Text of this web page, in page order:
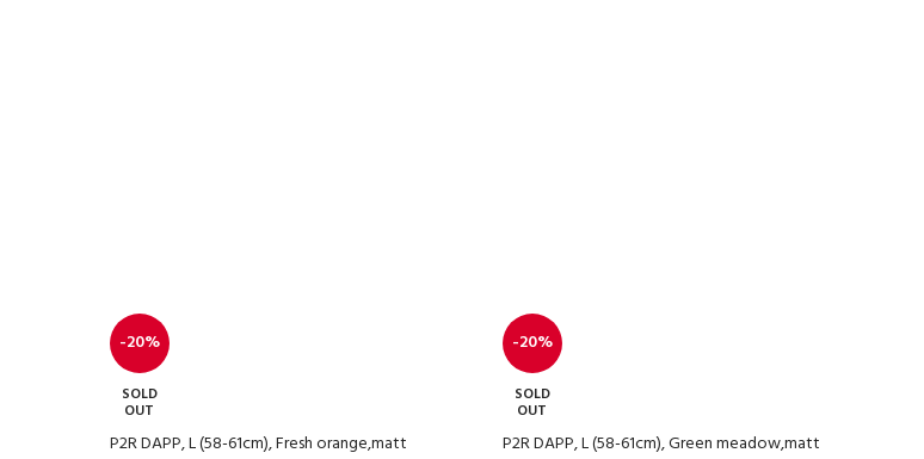
-20%
SOLD
OUT
P2R DAPP, L (58-61cm), Fresh orange,matt
-20%
SOLD
OUT
P2R DAPP, L (58-61cm), Green meadow,matt